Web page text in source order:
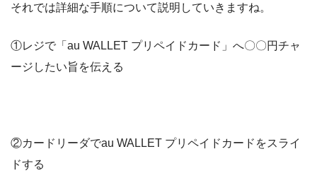
それでは詳細な手順について説明していきますね。
①レジで「au WALLET プリペイドカード」へ〇〇円チャ
ージしたい旨を伝える
②カードリーダでau WALLET プリペイドカードをスライ
ドする